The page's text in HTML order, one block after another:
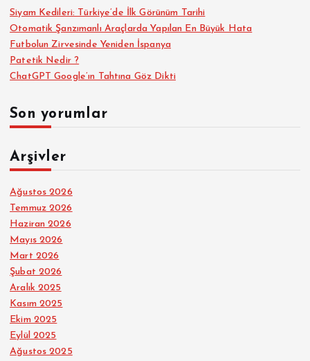
Siyam Kedileri: Türkiye’de İlk Görünüm Tarihi
Otomatik Şanzımanlı Araçlarda Yapılan En Büyük Hata
Futbolun Zirvesinde Yeniden İspanya
Patetik Nedir ?
ChatGPT Google’ın Tahtına Göz Dikti
Son yorumlar
Arşivler
Ağustos 2026
Temmuz 2026
Haziran 2026
Mayıs 2026
Mart 2026
Şubat 2026
Aralık 2025
Kasım 2025
Ekim 2025
Eylül 2025
Ağustos 2025